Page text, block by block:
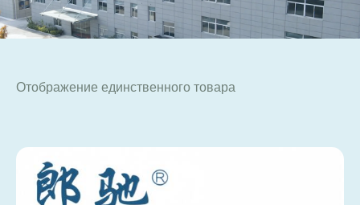
Отображение единственного товара